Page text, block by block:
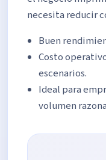
necesita reducir
Buen
Costo
escenarios.
Ideal para
volumen